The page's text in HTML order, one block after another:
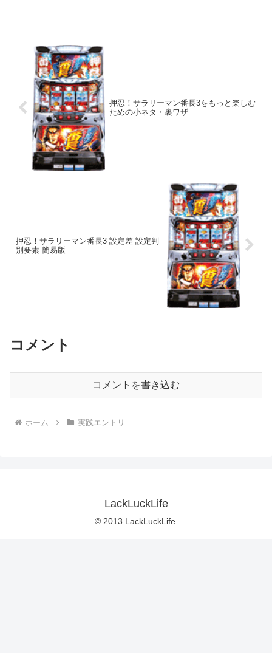
押忍！サラリーマン番長3をもっと楽しむ
ための小ネタ・裏ワザ
押忍！サラリーマン番長3 設定差 設定判
別要素 簡易版
コメント
コメントを書き込む
ホーム 実践エントリ
LackLuckLife
© 2013 LackLuckLife.